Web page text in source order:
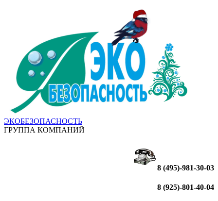
ЭКОБЕЗОПАСНОСТЬ
ГРУППА КОМПАНИЙ
8 (495)-981-30-03
8 (925)-801-40-04